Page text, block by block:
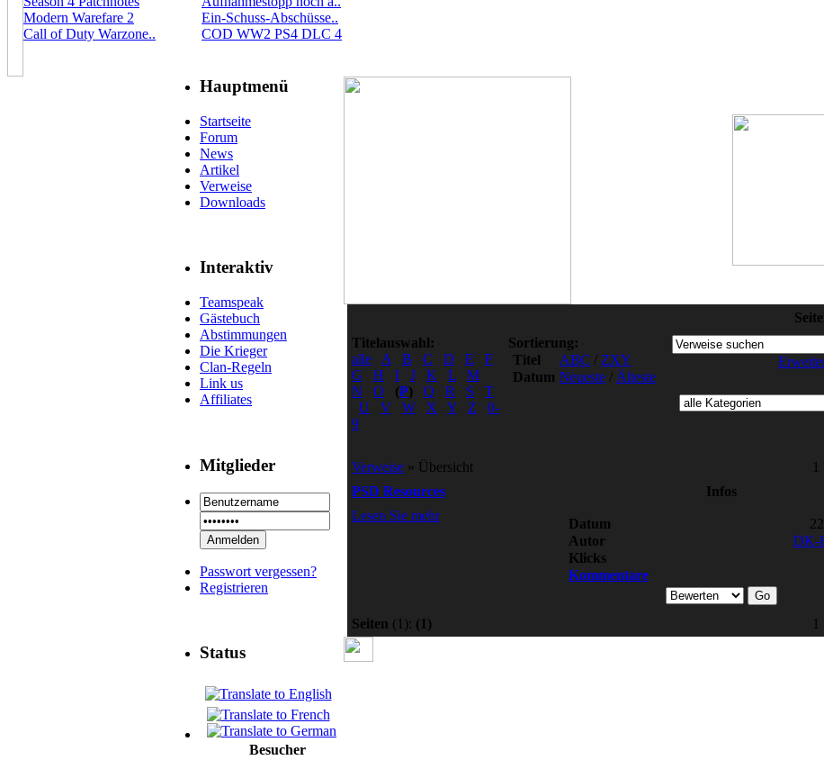
Modern Warefare 2
Call of Duty Warzone..
Ein-Schuss-Abschüsse..
COD WW2 PS4 DLC 4
Hauptmenü
Startseite
Forum
News
Artikel
Verweise
Downloads
Interaktiv
Teamspeak
Gästebuch
Abstimmungen
Die Krieger
Clan-Regeln
Link us
Affiliates
Mitglieder
Passwort vergessen?
Registrieren
Status
Besucher
Titelauswahl:
alle
A B C D E
F
G
H I J K L
M
N
O (P) Q R S
T
U
V W X Y Z
0-
9
Sortierung:
Titel
ABC / ZXY
Datum Neueste / Älteste
Verweise » Übersicht
PSD Resources
Infos
Lesen Sie mehr
Datum
Autor
DK-
Klicks
Kommentare
Seiten (1): (1)